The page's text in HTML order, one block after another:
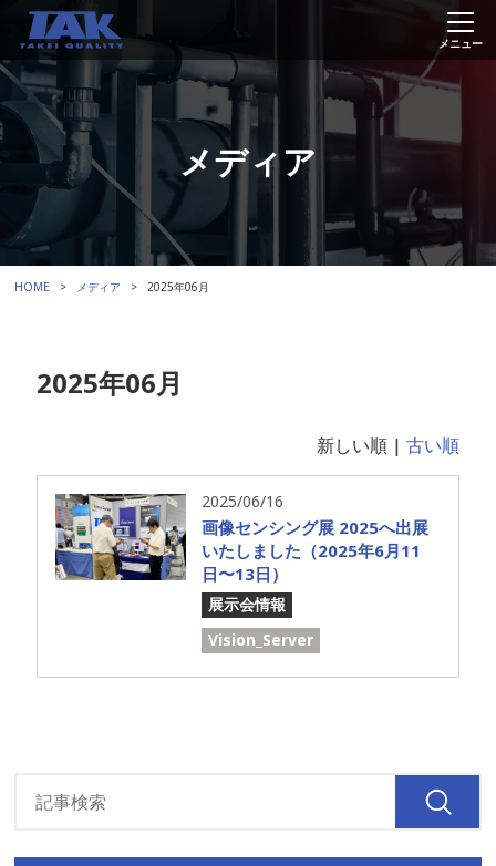
メディア
HOME メディア 2025年06月
2025年06月
新しい順 | 古い順
2025/06/16
画像センシング展 2025へ出展
いたしました（2025年6月11
日〜13日）
展示会情報
Vision_Server